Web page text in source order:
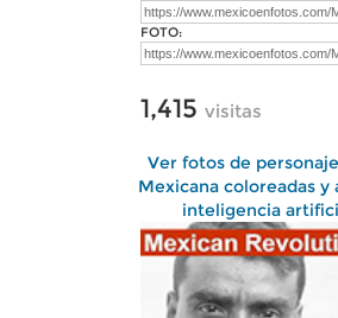
FOTO:
1,415 visitas
Ver fotos de
Mexicana coloreadas y
inteligencia